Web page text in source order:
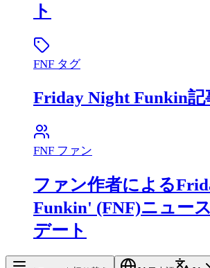
ト
FNF タグ
Friday Night Funkin記
FNF ファン
ファン作者による
Funkin' (FNF)ニュー
デート